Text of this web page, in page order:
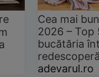
Cea mai
2026 –
bucătăria
adevarul.ro